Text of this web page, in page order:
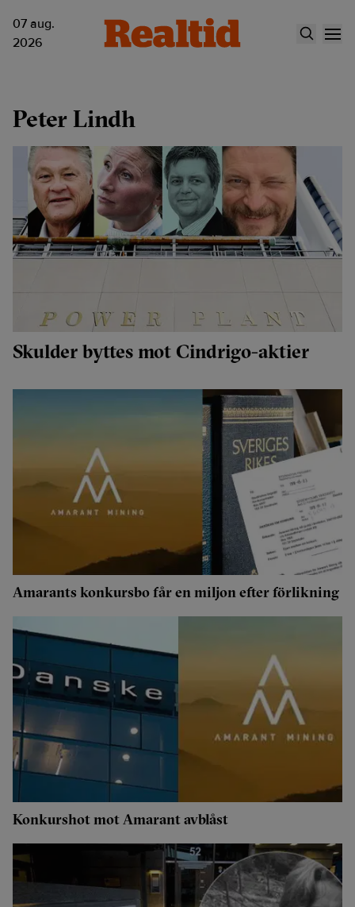
07 aug.
2026
Peter Lindh
Skulder byttes mot Cindrigo-aktier
Amarants konkursbo får en miljon efter förlikning
Konkurshot mot Amarant avblåst